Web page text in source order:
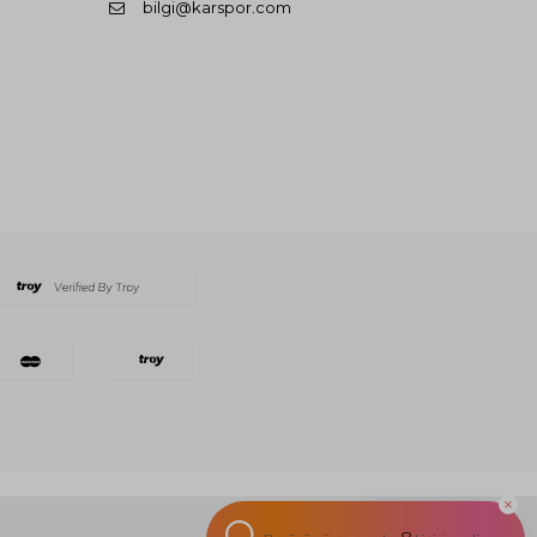
bilgi@karspor.com
Ava'ya Sor